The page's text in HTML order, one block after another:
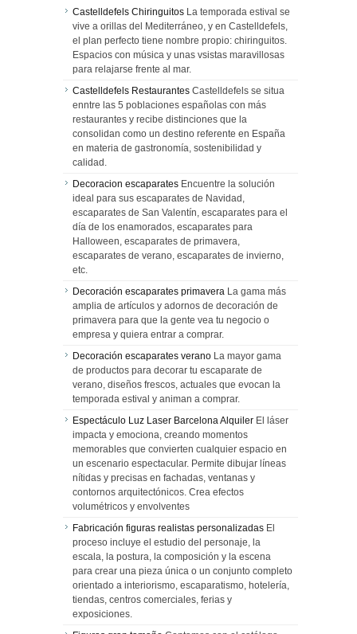
Castelldefels Chiringuitos La temporada estival se
vive a orillas del Mediterráneo, y en Castelldefels,
el plan perfecto tiene nombre propio: chiringuitos.
Espacios con música y unas vsistas maravillosas
para relajarse frente al mar.
Castelldefels Restaurantes Castelldefels se situa
enntre las 5 poblaciones españolas con más
restaurantes y recibe distinciones que la
consolidan como un destino referente en España
en materia de gastronomía, sostenibilidad y
calidad.
Decoracion escaparates Encuentre la solución
ideal para sus escaparates de Navidad,
escaparates de San Valentín, escaparates para el
día de los enamorados, escaparates para
Halloween, escaparates de primavera,
escaparates de verano, escaparates de invierno,
etc.
Decoración escaparates primavera La gama más
amplia de artículos y adornos de decoración de
primavera para que la gente vea tu negocio o
empresa y quiera entrar a comprar.
Decoración escaparates verano La mayor gama
de productos para decorar tu escaparate de
verano, diseños frescos, actuales que evocan la
temporada estival y animan a comprar.
Espectáculo Luz Laser Barcelona Alquiler El láser
impacta y emociona, creando momentos
memorables que convierten cualquier espacio en
un escenario espectacular. Permite dibujar líneas
nítidas y precisas en fachadas, ventanas y
contornos arquitectónicos. Crea efectos
volumétricos y envolventes
Fabricación figuras realistas personalizadas El
proceso incluye el estudio del personaje, la
escala, la postura, la composición y la escena
para crear una pieza única o un conjunto completo
orientado a interiorismo, escaparatismo, hotelería,
tiendas, centros comerciales, ferias y
exposiciones.